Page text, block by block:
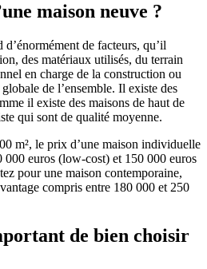
maison neuve ?
de facteurs, qu’il
des matériaux utilisés, du terrain
en charge de la construction ou
de l’ensemble. Il existe des
il existe des maisons de haut de
qui sont de qualité moyenne.
m², le prix d’une maison individuelle
000 euros (low-cost) et 150 000 euros
pour une maison contemporaine,
compris entre 180 000 et 250
de bien choisir